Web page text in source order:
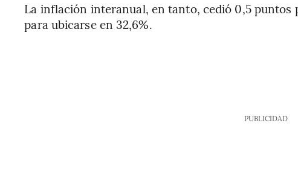
La inflación interanual, en tanto, cedió 0,5 puntos
para ubicarse en 32,6%.
PUBLICIDAD